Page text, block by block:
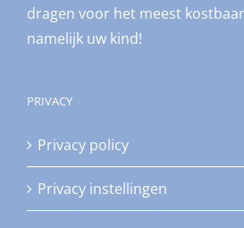
dragen voor het meest
namelijk uw kind!
PRIVACY
Privacy policy
Privacy instellingen